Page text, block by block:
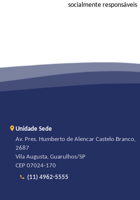
socialmente responsáveis
Unidade Sede
Av. Pres. Humberto de Alencar Castelo Branco,
2687
Vila Augusta, Guarulhos/SP
CEP 07024-170
(11) 4962-5555